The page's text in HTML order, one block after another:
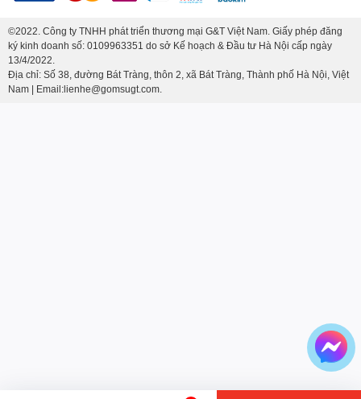
©2022. Công ty TNHH phát triển thương mại G&T Việt Nam. Giấy phép đăng
ký kinh doanh số: 0109963351 do sở Kế hoạch & Đầu tư Hà Nội cấp ngày
13/4/2022.
Địa chỉ: Số 38, đường Bát Tràng, thôn 2, xã Bát Tràng, Thành phố Hà Nội, Việt
Nam | Email:lienhe@gomsugt.com.